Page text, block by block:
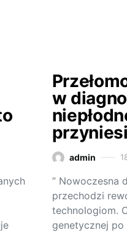
w
admin
” Nowoczesna
przechodzi
technologiom.
genetycznej